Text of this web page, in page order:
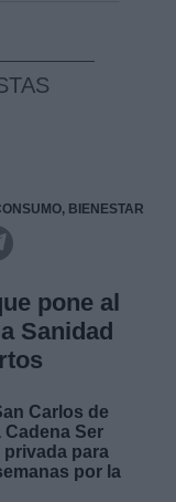
BIENESTAR
pone al
Sanidad
Carlos de
Cadena Ser
para
por la